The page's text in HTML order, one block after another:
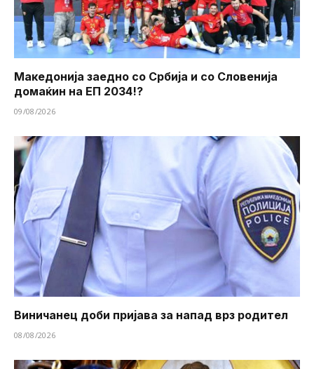
Македонија заедно со Србија и со Словенија
домаќин на ЕП 2034!?
09/08/2026
Виничанец доби пријава за напад врз родител
08/08/2026